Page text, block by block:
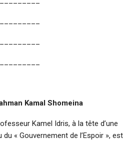
Kamal Shomeina
Kamel Idris, à la tête d’une
« Gouvernement de l’Espoir », est